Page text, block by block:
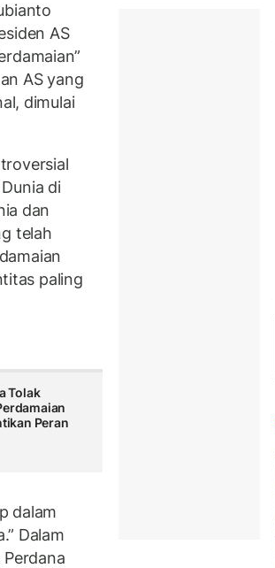
AS
AS yang
dimulai
di
dan
telah
paling
Tolak
Peran
dalam
Dalam